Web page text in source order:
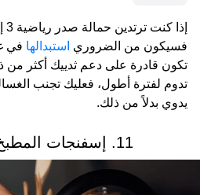
فسيكون من الضروري استبدالها
تكون قادرة على دعم ثدييك أكثر من
تدوم لفترة أطول، فعليك تجنب
يدوي بدلاً من ذلك.
11. إسفنجات المطبخ - كل أسبوع